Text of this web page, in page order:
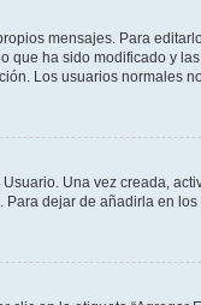
mensajes. Para
ha sido modificado y
Los usuarios normales
Una vez creada,
dejar de añadirla en